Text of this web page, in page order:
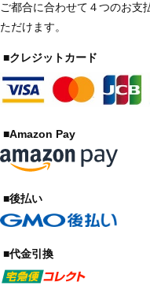
ご都合に合わせて４つのお支
ただけます。
■クレジットカード
■Amazon Pay
■後払い
■代金引換